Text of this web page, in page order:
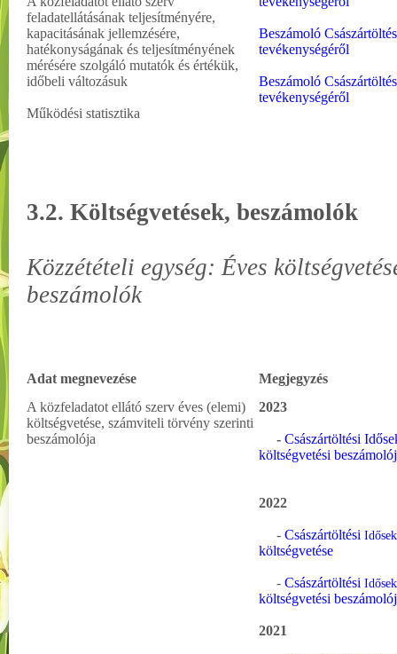
feladatellátásának teljesítményére,
kapacitásának jellemzésére,
hatékonyságának és teljesítményének
mérésére szolgáló mutatók és értékük,
időbeli változásuk
Működési statisztika
Beszámoló
tevékenységéről
Beszámoló
tevékenységéről
3.2. Költségvetések, beszámolók
Közzétételi egység: Éves
beszámolók
Adat megnevezése
Megjegyzés
A közfeladatot ellátó szerv éves (elemi)
költségvetése, számviteli törvény szerinti
beszámolója
2023
- Császártöltési
költségvetési
2022
- Császártöltési
költségvetése
- Császártöltési
költségvetési
2021